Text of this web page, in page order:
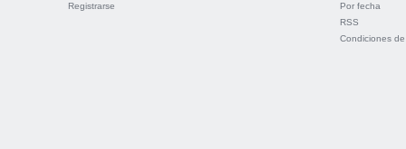
Registrarse
Por fecha
RSS
Condiciones